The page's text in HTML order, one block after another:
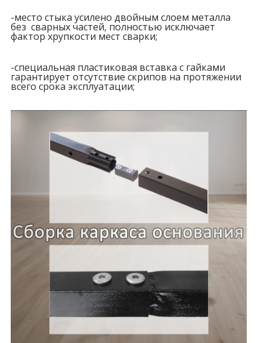
-место стыка усилено двойным слоем металла
без сварных частей, полностью исключает
фактор хрупкости мест сварки;
-специальная пластиковая вставка с гайками
гарантирует отсутствие скрипов на протяжении
всего срока эксплуатации;